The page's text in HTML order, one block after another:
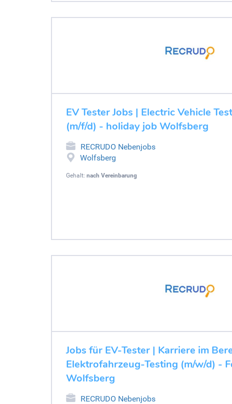
EV Tester Jobs | Electric Vehicle
(m/f/d) - holiday job Wolfsberg
RECRUDO Nebenjobs
Wolfsberg
Gehalt: nach Vereinbarung
Jobs für EV-Tester | Karriere im
Elektrofahrzeug-Testing (m/w/d) -
Wolfsberg
RECRUDO Nebenjobs